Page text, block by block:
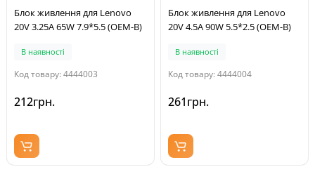
Блок живлення для Lenovo
20V 3.25A 65W 7.9*5.5 (OEM-B)
В наявності
Код товару: 4444003
212грн.
Блок живлення для Lenovo
20V 4.5A 90W 5.5*2.5 (OEM-B)
В наявності
Код товару: 4444004
261грн.